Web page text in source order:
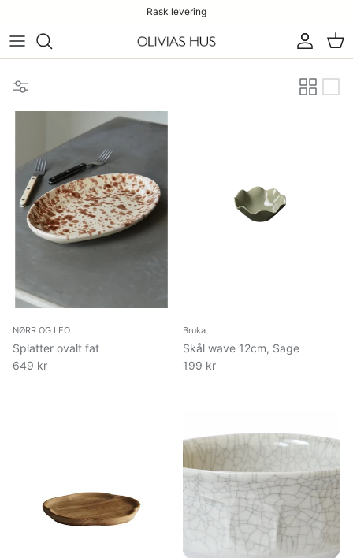
Rask levering
Konto
NØRR OG LEO
Splatter ovalt fat
649 kr
Bruka
Skål wave 12cm, Sage
199 kr